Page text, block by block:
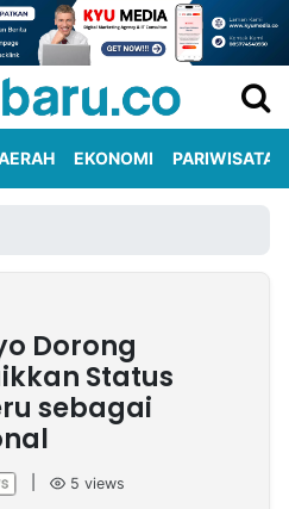
EKONOMI PARIWISATA
Dorong
Status
sebagai
5 views